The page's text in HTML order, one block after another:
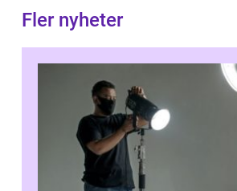
Fler nyheter